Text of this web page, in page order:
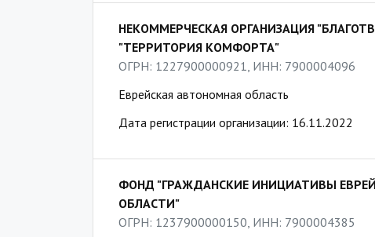
НЕКОММЕРЧЕСКАЯ ОРГАНИЗАЦИЯ
"ТЕРРИТОРИЯ КОМФОРТА"
ОГРН: 1227900000921, ИНН: 7900004096
Еврейская автономная область
Дата регистрации организации: 16.11.2022
ФОНД "ГРАЖДАНСКИЕ ИНИЦИАТИВЫ
ОБЛАСТИ"
ОГРН: 1237900000150, ИНН: 7900004385